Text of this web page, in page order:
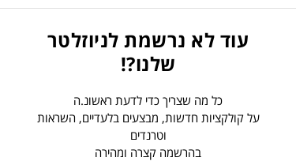
עוד לא נרשמת לניוזלטר
שלנו?!
כל מה שצריך כדי לדעת ראשונ.ה
על קולקציות חדשות, מבצעים בלעדיים, השראות
וטרנדים
בהרשמה קצרה ומהירה